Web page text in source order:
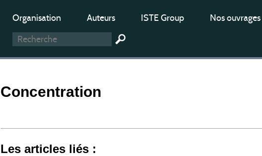
Organisation Auteurs ISTE Group Nos ouvrages
Concentration
Les articles liés :